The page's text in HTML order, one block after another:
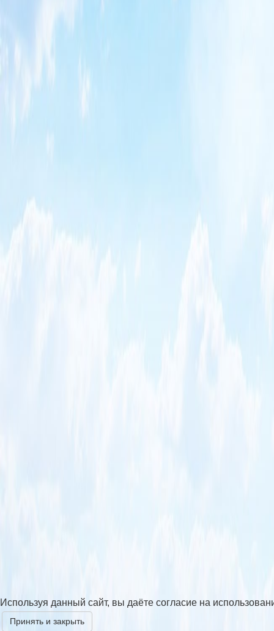
Используя данный сайт, вы даёте согласие на
Принять и закрыть